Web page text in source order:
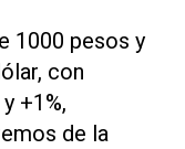
1000 pesos y
con
+1%,
de la